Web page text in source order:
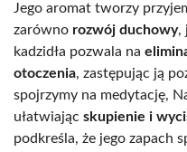
Jego aromat tworzy
zarówno rozwój duchowy,
kadzidła pozwala na
otoczenia, zastępując ją
spojrzymy na medytację,
ułatwiając skupienie i
podkreśla, że jego zapach